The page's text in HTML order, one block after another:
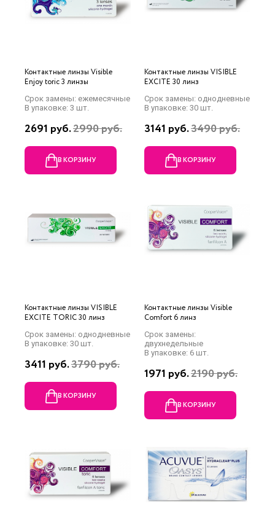
Контактные линзы Visible
Enjoy toric 3 линзы
Срок замены: ежемесячные
В упаковке: 3 шт.
2691 руб.2990 руб.
В КОРЗИНУ
Контактные линзы VISIBLE
EXCITE 30 линз
Срок замены: однодневные
В упаковке: 30 шт.
3141 руб.3490 руб.
В КОРЗИНУ
Контактные линзы VISIBLE
EXCITE TORIC 30 линз
Срок замены: однодневные
В упаковке: 30 шт.
3411 руб.3790 руб.
В КОРЗИНУ
Контактные линзы Visible
Comfort 6 линз
Срок замены:
двухнедельные
В упаковке: 6 шт.
1971 руб.2190 руб.
В КОРЗИНУ